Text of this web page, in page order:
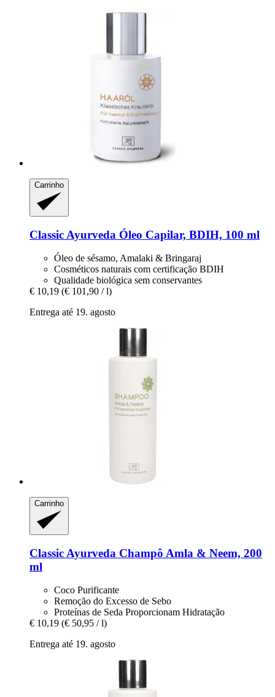
Carrinho
Classic Ayurveda Óleo Capilar, BDIH, 100 ml
Óleo de sésamo, Amalaki & Bringaraj
Cosméticos naturais com certificação BDIH
Qualidade biológica sem conservantes
€ 10,19 (€ 101,90 / l)
Entrega até 19. agosto
Carrinho
Classic Ayurveda Champô Amla & Neem, 200
ml
Coco Purificante
Remoção do Excesso de Sebo
Proteínas de Seda Proporcionam Hidratação
€ 10,19 (€ 50,95 / l)
Entrega até 19. agosto